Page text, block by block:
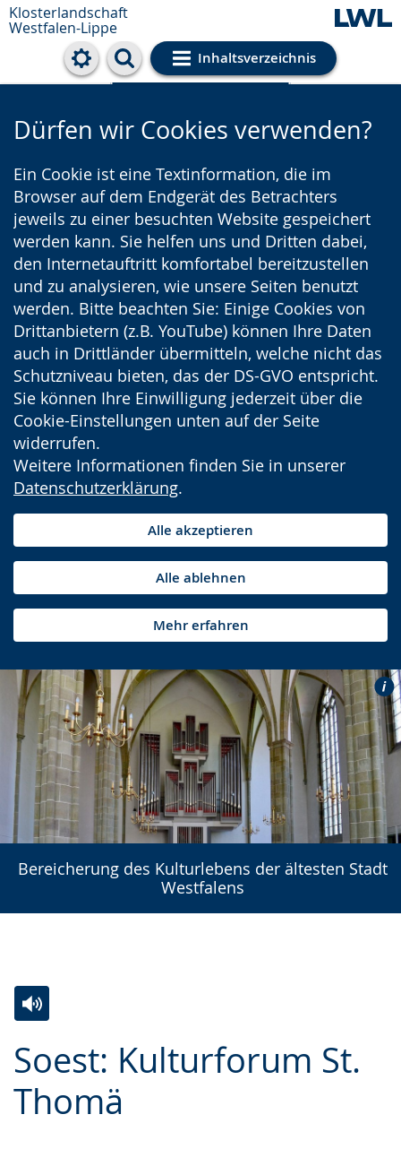
Klosterlandschaft
Westfalen-Lippe
Inhaltsverzeichnis
Cookie-Einstellungen
Dürfen wir Cookies verwenden?
Ein Cookie ist eine Textinformation, die im
Browser auf dem Endgerät des Betrachters
jeweils zu einer besuchten Website gespeichert
werden kann. Sie helfen uns und Dritten dabei,
den Internetauftritt komfortabel bereitzustellen
und zu analysieren, wie unsere Seiten benutzt
werden. Bitte beachten Sie: Einige Cookies von
Drittanbietern (z.B. YouTube) können Ihre Daten
auch in Drittländer übermitteln, welche nicht das
Schutzniveau bieten, das der DS-GVO entspricht.
Sie können Ihre Einwilligung jederzeit über die
Cookie-Einstellungen unten auf der Seite
widerrufen.
Weitere Informationen finden Sie in unserer
Datenschutzerklärung.
Alle akzeptieren
Alle ablehnen
Mehr erfahren
Bereicherung des Kulturlebens der ältesten Stadt
Westfalens
Soest: Kulturforum St.
Thomä
Leichten
Sprache
wechseln.
Audio-
Unterstützung.
Video
in
Deutscher